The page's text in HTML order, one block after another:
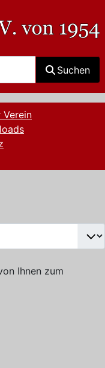
Suchen
Verein
Ihnen zum